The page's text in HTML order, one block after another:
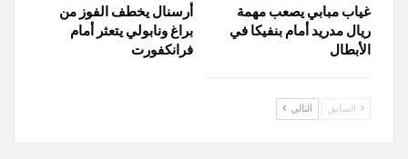
غياب مبابي يصعب مهمة
ريال مدريد أمام بنفيكا في
الأبطال
أرسنال يخطف الفوز من
براغ ونابولي يتعثر أمام
فرانكفورت
السابق التالي